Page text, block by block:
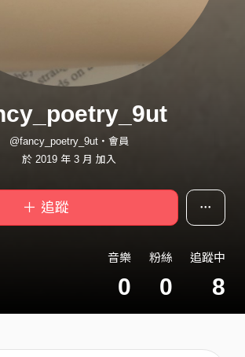
@fancy_poetry_9ut・會員
於 2019 年 3 月 加入
＋ 追蹤
音樂
0
粉絲
0
追蹤中
8